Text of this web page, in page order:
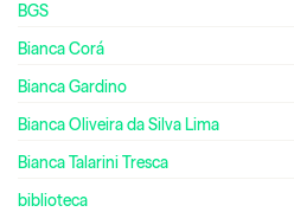
BGS
Bianca Corá
Bianca Gardino
Bianca Oliveira da Silva Lima
Bianca Talarini Tresca
biblioteca